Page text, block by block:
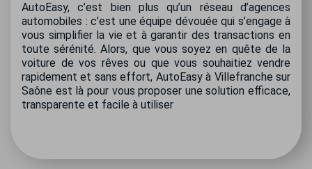
AutoEasy, c’est bien plus qu’un réseau d’agences
automobiles : c’est une équipe dévouée qui s’engage à
vous simplifier la vie et à garantir des transactions en
toute sérénité. Alors, que vous soyez en quête de la
voiture de vos rêves ou que vous souhaitiez vendre
rapidement et sans effort, AutoEasy à Villefranche sur
Saône est là pour vous proposer une solution efficace,
transparente et facile à utiliser